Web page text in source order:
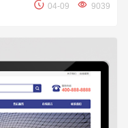
04-09 9039